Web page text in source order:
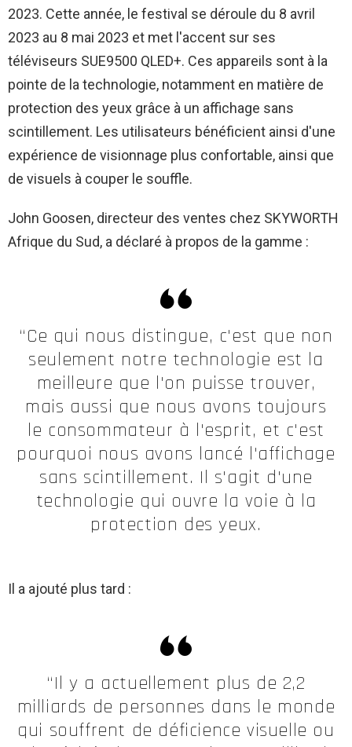
2023. Cette année, le festival se déroule du 8 avril
2023 au 8 mai 2023 et met l'accent sur ses
téléviseurs SUE9500 QLED+. Ces appareils sont à la
pointe de la technologie, notamment en matière de
protection des yeux grâce à un affichage sans
scintillement. Les utilisateurs bénéficient ainsi d'une
expérience de visionnage plus confortable, ainsi que
de visuels à couper le souffle.
John Goosen, directeur des ventes chez SKYWORTH
Afrique du Sud, a déclaré à propos de la gamme :
“Ce qui nous distingue, c'est que non
seulement notre technologie est la
meilleure que l'on puisse trouver,
mais aussi que nous avons toujours
le consommateur à l'esprit, et c'est
pourquoi nous avons lancé l'affichage
sans scintillement. Il s'agit d'une
technologie qui ouvre la voie à la
protection des yeux.
Il a ajouté plus tard :
“Il y a actuellement plus de 2,2
milliards de personnes dans le monde
qui souffrent de déficience visuelle ou